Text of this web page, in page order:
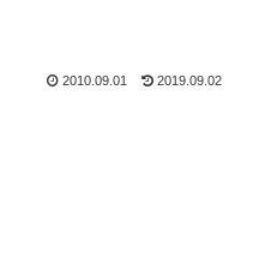
2010.09.01 2019.09.02